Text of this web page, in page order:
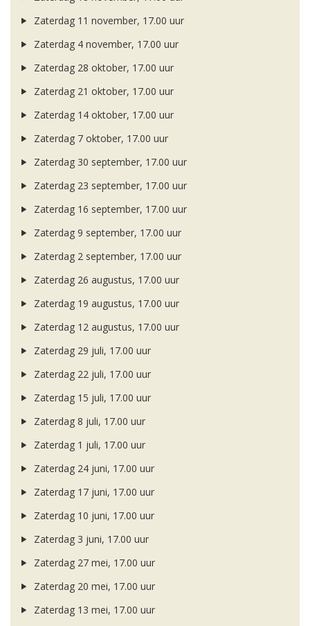
Zaterdag 11 november, 17.00 uur
Zaterdag 4 november, 17.00 uur
Zaterdag 28 oktober, 17.00 uur
Zaterdag 21 oktober, 17.00 uur
Zaterdag 14 oktober, 17.00 uur
Zaterdag 7 oktober, 17.00 uur
Zaterdag 30 september, 17.00 uur
Zaterdag 23 september, 17.00 uur
Zaterdag 16 september, 17.00 uur
Zaterdag 9 september, 17.00 uur
Zaterdag 2 september, 17.00 uur
Zaterdag 26 augustus, 17.00 uur
Zaterdag 19 augustus, 17.00 uur
Zaterdag 12 augustus, 17.00 uur
Zaterdag 29 juli, 17.00 uur
Zaterdag 22 juli, 17.00 uur
Zaterdag 15 juli, 17.00 uur
Zaterdag 8 juli, 17.00 uur
Zaterdag 1 juli, 17.00 uur
Zaterdag 24 juni, 17.00 uur
Zaterdag 17 juni, 17.00 uur
Zaterdag 10 juni, 17.00 uur
Zaterdag 3 juni, 17.00 uur
Zaterdag 27 mei, 17.00 uur
Zaterdag 20 mei, 17.00 uur
Zaterdag 13 mei, 17.00 uur